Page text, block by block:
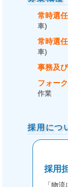
常時選
車)
常時選
車)
事務及
フォー
作業
採用につ
採用
「物